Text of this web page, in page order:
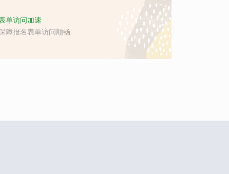
单访问加速
障报名表单访问顺畅